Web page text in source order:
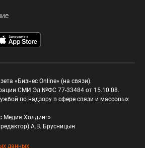
«Бизнес Online» (на связи).
СМИ Эл №ФС 77-33484 от 15.10.08.
по надзору в сфере связи и массовых
Медия Холдинг»
А.В. Брусницын
данных